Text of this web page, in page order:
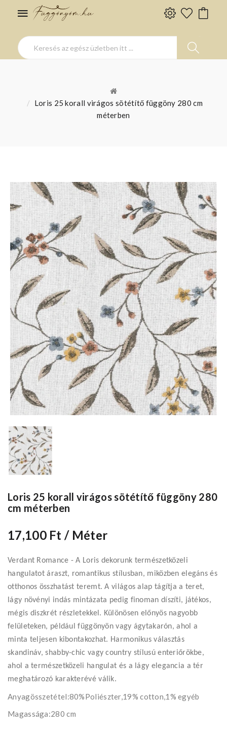
Loris 25 korall virágos sötétítő függöny 280 cm
méterben
Loris 25 korall virágos sötétítő függöny 280
cm méterben
17,100 Ft/ Méter
Verdant Romance - A Loris dekorunk természetközeli
hangulatot áraszt, romantikus stílusban, miközben elegáns és
otthonos összhatást teremt. A világos alap tágítja a teret,
lágy növényi indás mintázata pedig finoman díszíti, játékos,
mégis diszkrét részletekkel. Különösen előnyös nagyobb
felületeken, például függönyön vagy ágytakarón, ahol a
minta teljesen kibontakozhat. Harmonikus választás
skandináv, shabby-chic vagy country stílusú enteriőrökbe,
ahol a természetközeli hangulat és a lágy elegancia a tér
meghatározó karakterévé válik.
Anyagösszetétel:80%Poliészter,19% cotton,1% egyéb
Magassága:280 cm